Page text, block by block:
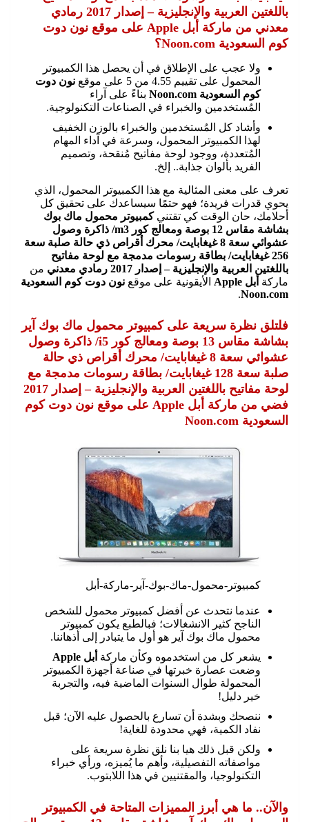
باللغتين العربية والإنجليزية – إصدار 2017 رمادي
معدني من ماركة أبل Apple على موقع نون دوت
كوم السعودية Noon.com؟
ولا عجب على الإطلاق في أن يحصل هذا الكمبيوتر
المحمول على تقييم 4.55 من 5 على موقع
نون دوت
كوم السعودية Noon.com
بناءً على آراء
المُستخدمين والخبراء في الصناعات التكنولوجية.
وأشاد كل المُستخدمين والخبراء بالوزن الخفيف
لهذا الكمبيوتر المحمول، وسرعة في آداء المهام
المُتعددة، ووجود لوحة مفاتيح مُنقحة، وتصميم
الفريد بألوان جذابة.. إلخ.
تعرف على معنى المثالية مع هذا الكمبيوتر المحمول، الذي
يحوي قدرات فريدة؛ فهو حتمًا سيساعدك على تحقيق كل
أحلامك، حان الوقت كي تقتنيكمبيوتر محمول ماك بوك
بشاشة مقاس 12 بوصة ومعالج كور m3/ ذاكرة وصول
عشوائي سعة 8 غيغابايت/ محرك أقراص ذي حالة صلبة سعة
256 غيغابايت/ بطاقة رسومات مدمجة مع لوحة مفاتيح
باللغتين العربية والإنجليزية – إصدار 2017 رمادي معدني
من
ماركة أبل Apple الأيقونية على موقع نون دوت كوم السعودية
Noon.com
.
فلتلق نظرة سريعة على كمبيوتر محمول ماك بوك آير
بشاشة مقاس 13 بوصة ومعالج كور i5/ ذاكرة وصول
عشوائي سعة 8 غيغابايت/ محرك أقراص ذي حالة
صلبة سعة 128 غيغابايت/ بطاقة رسومات مدمجة مع
لوحة مفاتيح باللغتين العربية والإنجليزية – إصدار 2017
فضي من ماركة أبل Apple على موقع نون دوت كوم
السعودية Noon.com
كمبيوتر-محمول-ماك-بوك-آير-ماركة-أبل
عندما نتحدث عن أفضل كمبيوتر محمول للشخص
الناجح كثير الانشغالات؛ فبالطبع يكون كمبيوتر
محمول ماك بوك آير هو أول ما يتبادر إلى أذهاننا.
يشعر كل من استخدموه وكأن ماركة أبل Apple
وضعت عصارة خبرتها في صناعة أجهزة الكمبيوتر
المحمولة طوال السنوات الماضية فيه، والتجربة
خير دليل!
ننصحك وبشدة أن تسارع بالحصول عليه الآن؛ قبل
نفاد الكمية، فهي محدودة للغاية!
ولكن قبل ذلك هيا بنا نلق نظرة سريعة على
مواصفاته التفصيلية، وأهم ما يُميزه، ورأي خبراء
التكنولوجيا، والمقتنيين في هذا اللابتوب.
والآن.. ما هي أبرز المميزات المتاحة في الكمبيوتر